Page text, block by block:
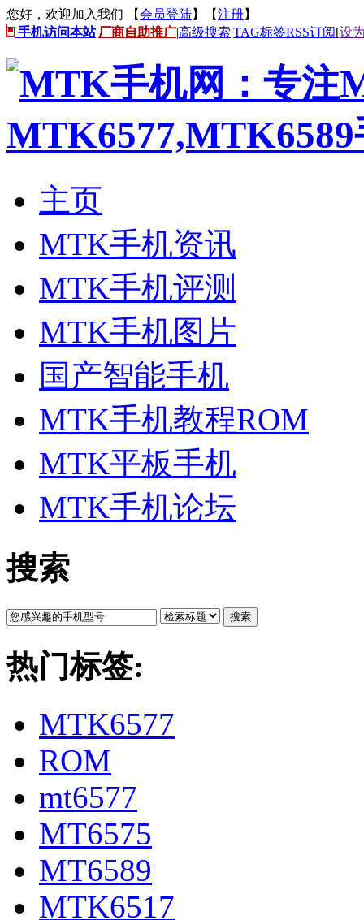
您好，欢迎加入我们 【会员登陆】【注册】
手机访问本站|厂商自助推广|高级搜索|TAG标签RSS订阅[设
主页
MTK手机资讯
MTK手机评测
MTK手机图片
国产智能手机
MTK手机教程ROM
MTK平板手机
MTK手机论坛
搜索
搜索
热门标签:
MTK6577
ROM
mt6577
MT6575
MT6589
MTK6517